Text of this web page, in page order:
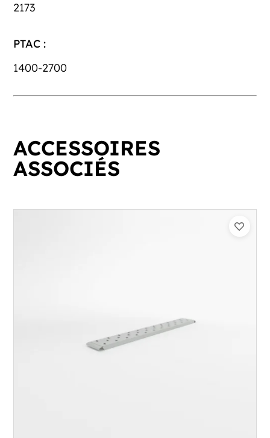
2173
PTAC :
1400-2700
ACCESSOIRES
ASSOCIÉS